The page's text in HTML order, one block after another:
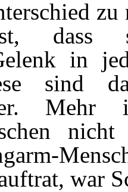
zu
ist, dass
in
sind
Mehr
nicht
war